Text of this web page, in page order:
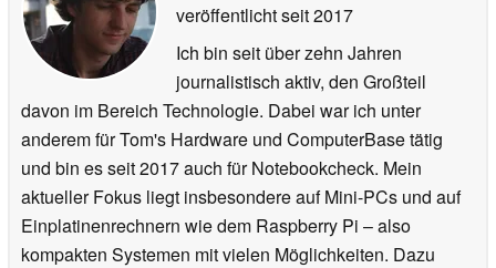
veröffentlichtseit 2017
Ich bin seit über zehn Jahren
journalistisch aktiv, den Großteil
davon im Bereich Technologie. Dabei war ich unter
anderem für Tom's Hardware und ComputerBase tätig
und bin es seit 2017 auch für Notebookcheck. Mein
aktueller Fokus liegt insbesondere auf Mini-PCs und auf
Einplatinenrechnern wie dem Raspberry Pi – also
kompakten Systemen mit vielen Möglichkeiten. Dazu